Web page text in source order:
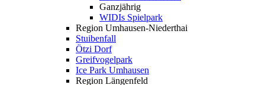
Ganzjährig
WIDIs Spielpark
Region Umhausen-Niederthai
Stuibenfall
Ötzi Dorf
Greifvogelpark
Ice Park Umhausen
Region Längenfeld